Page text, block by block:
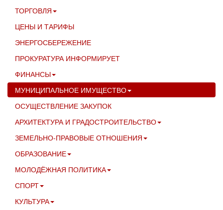
ТОРГОВЛЯ
ЦЕНЫ И ТАРИФЫ
ЭНЕРГОСБЕРЕЖЕНИЕ
ПРОКУРАТУРА ИНФОРМИРУЕТ
ФИНАНСЫ
МУНИЦИПАЛЬНОЕ ИМУЩЕСТВО
ОСУЩЕСТВЛЕНИЕ ЗАКУПОК
АРХИТЕКТУРА И ГРАДОСТРОИТЕЛЬСТВО
ЗЕМЕЛЬНО-ПРАВОВЫЕ ОТНОШЕНИЯ
ОБРАЗОВАНИЕ
МОЛОДЁЖНАЯ ПОЛИТИКА
СПОРТ
КУЛЬТУРА